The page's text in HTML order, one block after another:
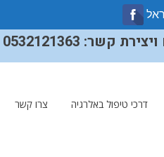
קשר: 0532121363
דרכי טיפול באלרגיה צרו קשר